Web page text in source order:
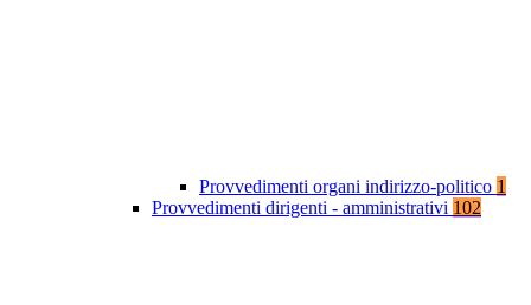
Provvedimenti organi indirizzo-politico 1
Provvedimenti dirigenti - amministrativi 102